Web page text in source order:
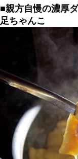
■親方自慢の濃厚ダ
足ちゃんこ